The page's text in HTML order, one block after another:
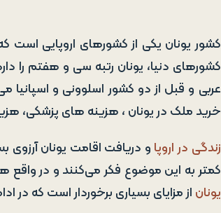
کشور یونان یکی از کشور‌های اروپایی
کشور‌های دنیا، یونان رتبه سی و هفتم را
عربی و قبل از دو کشور اسلوونی و اسپانیا
خرید ملک در یونان ، هزینه های پزشکی،
زندگی در اروپا و دریافت اقامت یونان آرزوی
کمتر به این موضوع فکر می‌کنند و در واقع
یونان از مزایای بسیاری برخوردار است که در